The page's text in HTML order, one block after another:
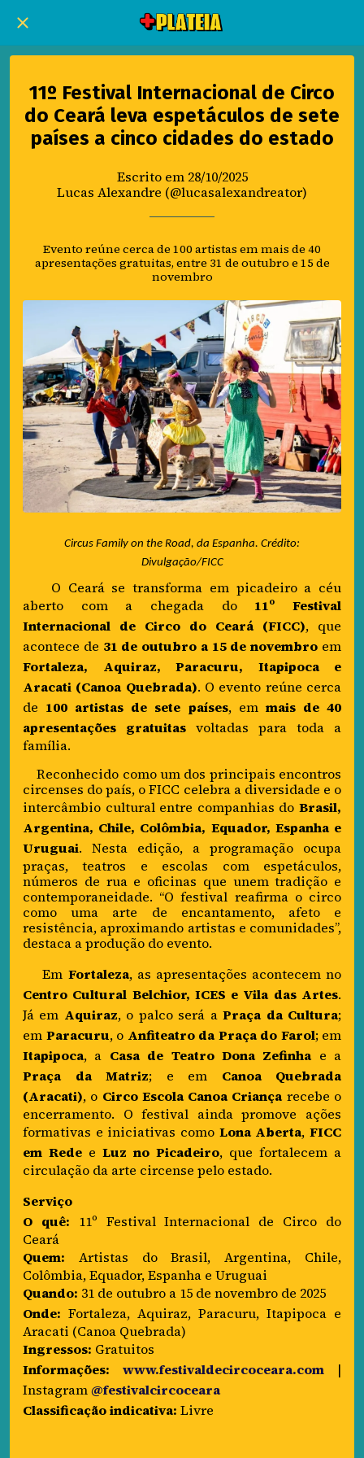
11º Festival Internacional de Circo
do Ceará leva espetáculos de sete
países a cinco cidades do estado
Escrito em 28/10/2025
Lucas Alexandre (@lucasalexandreator)
Evento reúne cerca de 100 artistas em mais de 40
apresentações gratuitas, entre 31 de outubro e 15 de
novembro
Circus Family on the Road, da Espanha. Crédito:
Divulgação/FICC
O Ceará se transforma em picadeiro a céu
aberto com a chegada do 11º Festival
Internacional de Circo do Ceará (FICC), que
acontece de 31 de outubro a 15 de novembro em
Fortaleza, Aquiraz, Paracuru, Itapipoca e
Aracati (Canoa Quebrada). O evento reúne cerca
de 100 artistas de sete países, em mais de 40
apresentações gratuitas voltadas para toda a
família.
Reconhecido como um dos principais encontros
circenses do país, o FICC celebra a diversidade e o
intercâmbio cultural entre companhias do Brasil,
Argentina, Chile, Colômbia, Equador, Espanha e
Uruguai. Nesta edição, a programação ocupa
praças, teatros e escolas com espetáculos,
números de rua e oficinas que unem tradição e
contemporaneidade. “O festival reafirma o circo
como uma arte de encantamento, afeto e
resistência, aproximando artistas e comunidades”,
destaca a produção do evento.
Em Fortaleza, as apresentações acontecem no
Centro Cultural Belchior, ICES e Vila das Artes.
Já em Aquiraz, o palco será aPraça da Cultura;
em Paracuru, o Anfiteatro da Praça do Farol; em
Itapipoca, a Casa de Teatro Dona Zefinhae a
Praça da Matriz; e em Canoa Quebrada
(Aracati), o Circo Escola Canoa Criançarecebe o
encerramento. O festival ainda promove ações
formativas e iniciativas como Lona Aberta,FICC
em Rede e Luz no Picadeiro, que fortalecem a
circulação da arte circense pelo estado.
Serviço
O quê: 11º Festival Internacional de Circo do
Ceará
Quem: Artistas do Brasil, Argentina, Chile,
Colômbia, Equador, Espanha e Uruguai
Quando: 31 de outubro a 15 de novembro de 2025
Onde: Fortaleza, Aquiraz, Paracuru, Itapipoca e
Aracati (Canoa Quebrada)
Ingressos: Gratuitos
Informações:
www.festivaldecircoceara.com |
Instagram@festivalcircoceara
Classificação indicativa: Livre